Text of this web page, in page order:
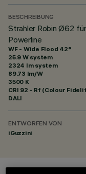
BESCHREIBUNG
Strahler Robin Ø62
Powerline
WF - Wide Flood 42°
25.9 W system
2324 lm system
89.73 lm/W
3500 K
CRI 92 - Rf (Colour
DALI
ENTWORFEN VON
iGuzzini